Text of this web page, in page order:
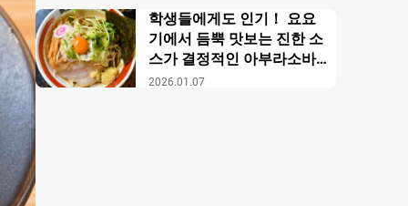
2026.01.07
학생들에게도 인기！ 요요
기에서 듬뿍 맛보는 진한 소
스가 결정적인 아부라소바
【무사시노 아부라 각카